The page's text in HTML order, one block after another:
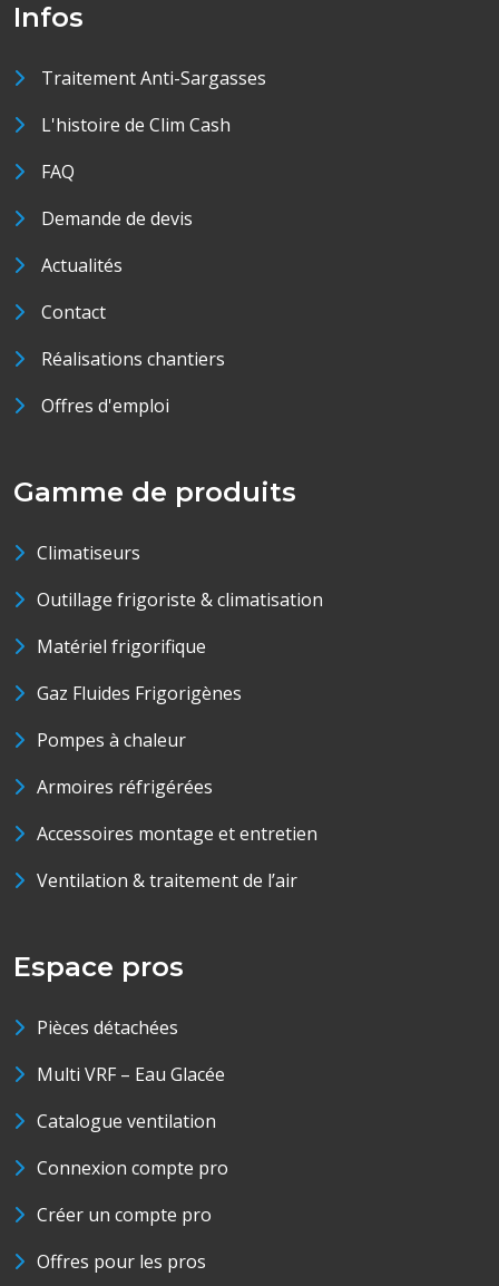
Infos
Traitement Anti-Sargasses
L'histoire de Clim Cash
FAQ
Demande de devis
Actualités
Contact
Réalisations chantiers
Offres d'emploi
Gamme de produits
Climatiseurs
Outillage frigoriste & climatisation
Matériel frigorifique
Gaz Fluides Frigorigènes
Pompes à chaleur
Armoires réfrigérées
Accessoires montage et entretien
Ventilation & traitement de l’air
Espace pros
Pièces détachées
Multi VRF – Eau Glacée
Catalogue ventilation
Connexion compte pro
Créer un compte pro
Offres pour les pros